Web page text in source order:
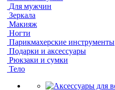
Для мужчин
Зеркала
Макияж
Ногти
Парикмахерские инструменты
Подарки и аксессуары
Рюкзаки и сумки
Тело